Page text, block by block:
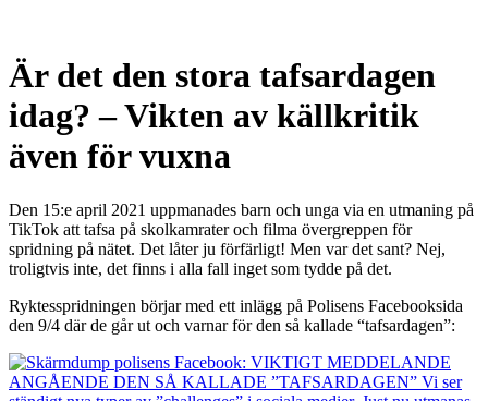
Är det den stora tafsardagen
idag? – Vikten av källkritik
även för vuxna
Den 15:e april 2021 uppmanades barn och unga via en utmaning på
TikTok att tafsa på skolkamrater och filma övergreppen för
spridning på nätet. Det låter ju förfärligt! Men var det sant? Nej,
troligtvis inte, det finns i alla fall inget som tydde på det.
Ryktesspridningen börjar med ett inlägg på Polisens Facebooksida
den 9/4 där de går ut och varnar för den så kallade “tafsardagen”: